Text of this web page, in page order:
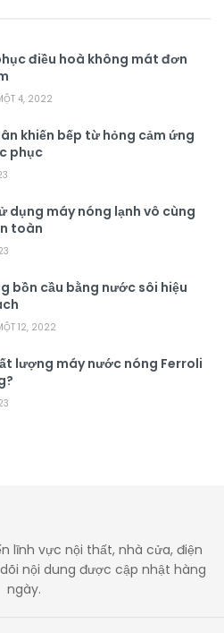
điều hoà không mát đơn
4, 2022
khiến bếp từ hỏng cảm ứng
phục
dụng máy nóng lạnh vô cùng
toàn
bồn cầu bằng nước sôi hiệu
12, 2022
lượng máy nước nóng Ferroli
lĩnh vực nội thất, nhà cửa, điện
nội dung được cập nhật hàng
ngày.